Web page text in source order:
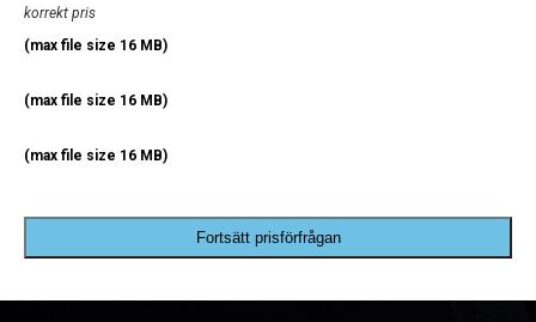
korrekt pris
(max file size 16 MB)
(max file size 16 MB)
(max file size 16 MB)
Fortsätt prisförfrågan